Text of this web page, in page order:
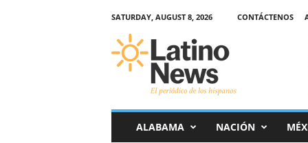
SATURDAY, AUGUST 8, 2026 CONTÁCTENOS
ALABAMA NACIÓN